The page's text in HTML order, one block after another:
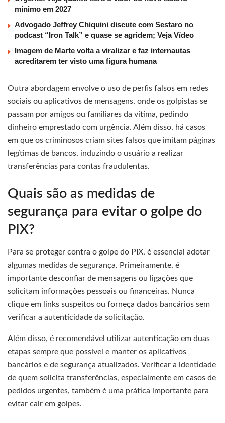
mínimo em 2027
Advogado Jeffrey Chiquini discute com Sestaro no
podcast “Iron Talk” e quase se agridem; Veja Vídeo
Imagem de Marte volta a viralizar e faz internautas
acreditarem ter visto uma figura humana
Outra abordagem envolve o uso de perfis falsos em redes
sociais ou aplicativos de mensagens, onde os golpistas se
passam por amigos ou familiares da vítima, pedindo
dinheiro emprestado com urgência. Além disso, há casos
em que os criminosos criam sites falsos que imitam páginas
legítimas de bancos, induzindo o usuário a realizar
transferências para contas fraudulentas.
Quais são as medidas de
segurança para evitar o golpe do
PIX?
Para se proteger contra o golpe do PIX, é essencial adotar
algumas medidas de segurança. Primeiramente, é
importante desconfiar de mensagens ou ligações que
solicitam informações pessoais ou financeiras. Nunca
clique em links suspeitos ou forneça dados bancários sem
verificar a autenticidade da solicitação.
Além disso, é recomendável utilizar autenticação em duas
etapas sempre que possível e manter os aplicativos
bancários e de segurança atualizados. Verificar a identidade
de quem solicita transferências, especialmente em casos de
pedidos urgentes, também é uma prática importante para
evitar cair em golpes.